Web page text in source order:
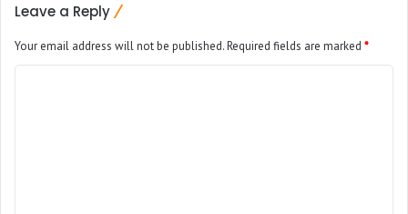
Leave a Reply
Your email address will not be published.Required fields are marked *